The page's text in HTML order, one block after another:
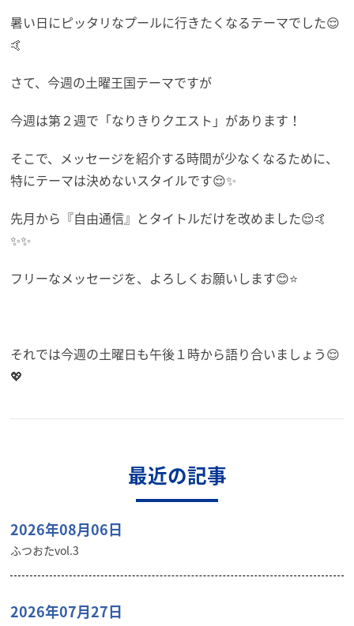
暑い日にピッタリなプールに行きたくなるテーマでした😌
🤙
さて、今週の土曜王国テーマですが
今週は第２週で「なりきりクエスト」があります！
そこで、メッセージを紹介する時間が少なくなるために、
特にテーマは決めないスタイルです😌✨
先月から『自由通信』とタイトルだけを改めました😌🤙
✨✨
フリーなメッセージを、よろしくお願いします😊⭐
それでは今週の土曜日も午後１時から語り合いましょう😌
💖
最近の記事
2026年08月06日
ふつおたvol.3
2026年07月27日